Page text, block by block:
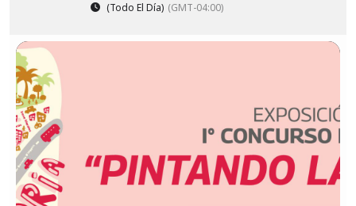
(Todo El Día) (GMT-04:00)